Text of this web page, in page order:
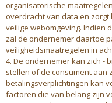
organisatorische
overdracht van data en zorgt
veilige webomgeving. Indien
zal de ondernemer daartoe
veiligheidsmaatregelen in
4. De ondernemer kan zich -
stellen of de consument aan
betalingsverplichtingen kan
factoren die van belang zijn